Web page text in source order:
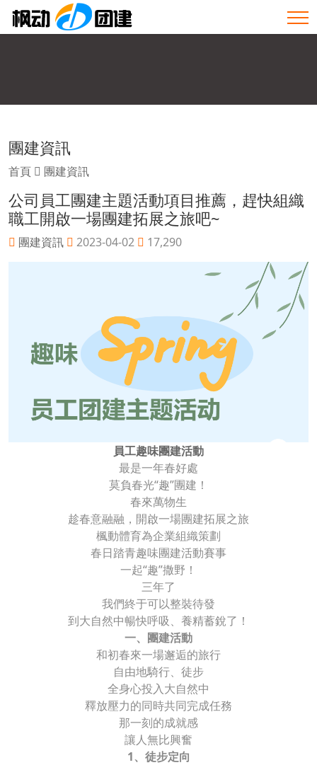
團建資訊
首頁 團建資訊
公司員工團建主題活動項目推薦，趕快組織
職工開啟一場團建拓展之旅吧~
團建資訊 2023-04-02 17,290
員工趣味團建活動
最是一年春好處
莫負春光“趣”團建！
春來萬物生
趁春意融融，開啟一場團建拓展之旅
楓動體育為企業組織策劃
春日踏青趣味團建活動賽事
一起“趣”撒野！
三年了
我們終于可以整裝待發
到大自然中暢快呼吸、養精蓄銳了！
一、團建活動
和初春來一場邂逅的旅行
自由地騎行、徒步
全身心投入大自然中
釋放壓力的同時共同完成任務
那一刻的成就感
讓人無比興奮
1、徒步定向